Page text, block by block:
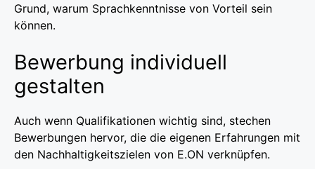
Grund, warum Sprachkenntnisse von Vorteil sein
können.
Bewerbung individuell
gestalten
Auch wenn Qualifikationen wichtig sind, stechen
Bewerbungen hervor, die die eigenen Erfahrungen mit
den Nachhaltigkeitszielen von E.ON verknüpfen.